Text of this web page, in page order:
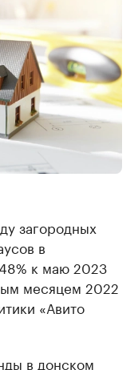
загородных
в
к маю 2023
месяцем 2022
«Авито
в донском